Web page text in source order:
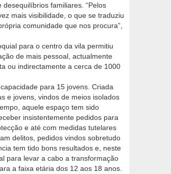
familiares. “Pelos
mais visibilidade, o que se traduziu
comunidade que nos procura”,
para o centro da vila permitiu
de mais pessoal, actualmente
ou indirectamente a cerca de 1000
para 15 jovens. Criada
e jovens, vindos de meios isolados
aquele espaço tem sido
insistentemente pedidos para
e até com medidas tutelares
delitos, pedidos vindos sobretudo
tem tido bons resultados e, neste
para levar a cabo a transformação
a faixa etária dos 12 aos 18 anos.